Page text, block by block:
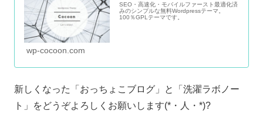
SEO・高速化・モバイルファースト最適化済
みのシンプルな無料Wordpressテーマ。
100％GPLテーマです。
wp-cocoon.com
新しくなった「おっちょこブログ」と「洗濯ラボノー
ト」をどうぞよろしくお願いします(*・人・*)?